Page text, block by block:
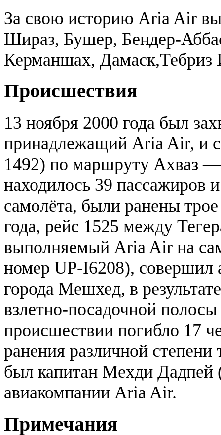
За свою историю Aria Air
Шираз, Бушер, Бендер-
Керманшах, Дамаск,Тебриз
Происшествия
13 ноября 2000 года был
принадлежащий Aria Air, и
1492) по маршруту Ахваз
находилось 39 пассажиров
самолёта, были ранены
года, рейс 1525 между
выполняемый Aria Air на
номер UP-I6208), совершил
города Мешхед, в
взлетно-посадочной полосы
происшествии погибло 17
ранения различной
был капитан Мехди
авиакомпании Aria Air.
Примечания